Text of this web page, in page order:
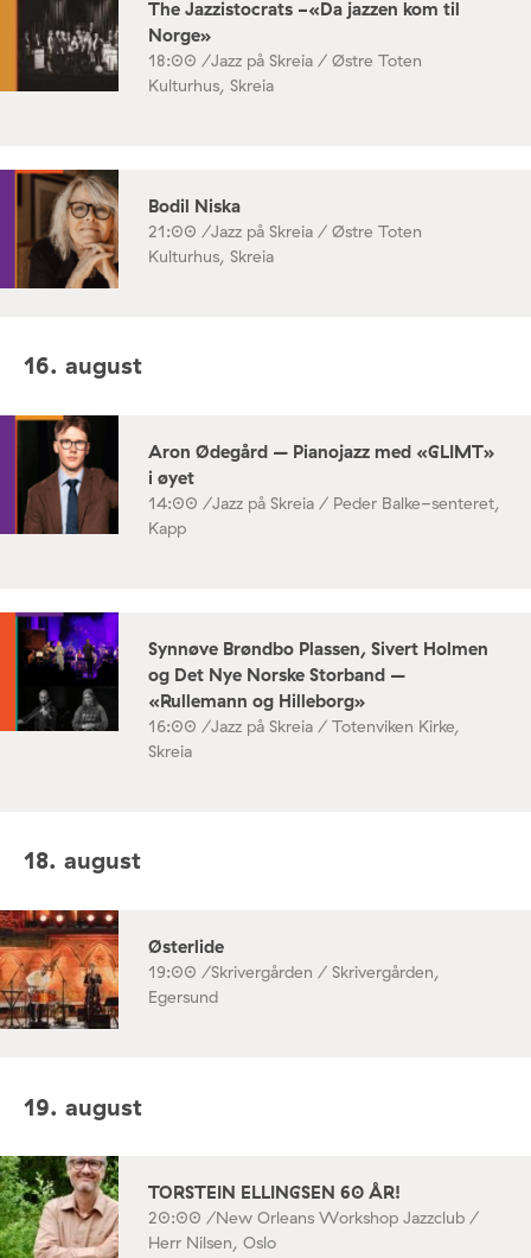
The Jazzistocrats -«Da jazzen kom til
Norge»
18:00 /Jazz på Skreia / Østre Toten
Kulturhus, Skreia
Bodil Niska
21:00 /Jazz på Skreia / Østre Toten
Kulturhus, Skreia
16. august
Aron Ødegård – Pianojazz med «GLIMT»
i øyet
14:00 /Jazz på Skreia / Peder Balke-senteret,
Kapp
Synnøve Brøndbo Plassen, Sivert Holmen
og Det Nye Norske Storband –
«Rullemann og Hilleborg»
16:00 /Jazz på Skreia / Totenviken Kirke,
Skreia
18. august
Østerlide
19:00 /Skrivergården / Skrivergården,
Egersund
19. august
TORSTEIN ELLINGSEN 60 ÅR!
20:00 /New Orleans Workshop Jazzclub /
Herr Nilsen, Oslo